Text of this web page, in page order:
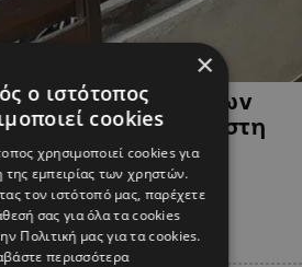
το κίνητρο των
σε σπίτι στη
Λεμεσό
×
ο ιστότοπος
cookies
χρησιμοποιεί cookies για
της εμπειρίας των χρηστών.
τον ιστότοπό μας, παρέχετε
σας για όλα τα cookies
Πολιτική μας για τα cookies.
περισσότερα